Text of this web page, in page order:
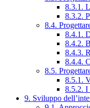
8.3.1.
8.3.2.
8.4.
8.4.1.
8.4.2.
8.4.3.
8.4.4.
8.5.
8.5.1.
8.5.2. I
9. Sviluppo